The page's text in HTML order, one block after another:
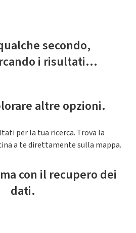
secondo,
i risultati...
altre opzioni.
per la tua ricerca. Trova la
a te direttamente sulla mappa.
con il recupero dei
dati.